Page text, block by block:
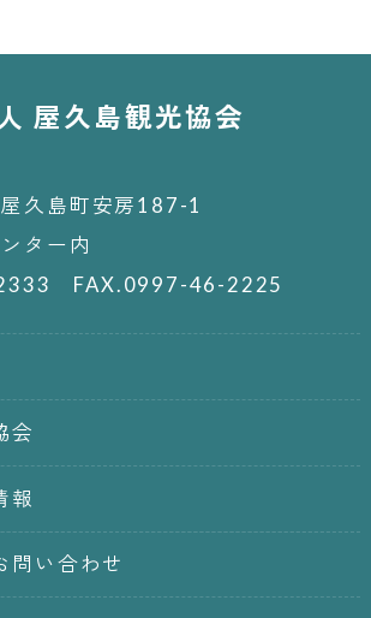
屋久島観光協会
久島町安房187-1
ター内
FAX.0997-46-2225
会
報
問い合わせ